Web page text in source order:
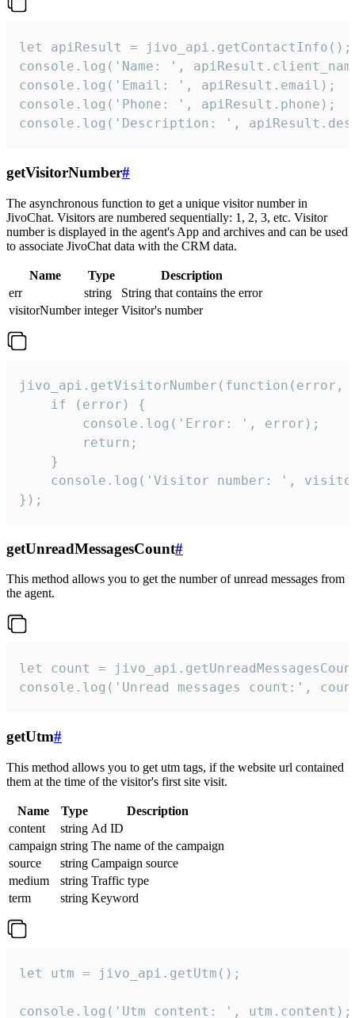
let apiResult = jivo_api.getContactInfo();
console.log('Name: ',
console.log('Email: ', apiResult.email);
console.log('Phone: ', apiResult.phone);
console.log('Description: ',
getVisitorNumber#
The asynchronous function to get a unique visitor number in
JivoChat. Visitors are numbered sequentially: 1, 2, 3, etc. Visitor
number is displayed in the agent's App and archives and can be used
to associate JivoChat data with the CRM data.
Name Type
Description
err
string
String that contains the error
visitorNumber integer Visitor's number
jivo_api.getVisitorNumber(function(error,
    if (error) {
        console.log('Error: ', error);
        return;
    }
console.log('Visitor number: ',
});
getUnreadMessagesCount#
This method allows you to get the number of unread messages from
the agent.
let count =
console.log('Unread messages count:',
getUtm#
This method allows you to get utm tags, if the website url contained
them at the time of the visitor's first site visit.
Name Type
Description
content
string Ad ID
campaign string The name of the campaign
source
string Campaign source
medium
string Traffic type
term
string Keyword
let utm = jivo_api.getUtm();
console.log('Utm content: ', utm.content);